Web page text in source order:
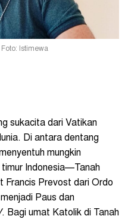
Istimewa
sukacita dari Vatikan
Di antara dentang
mungkin
timur Indonesia—Tanah
Francis Prevost dari Ordo
Paus dan
. Bagi umat Katolik di Tanah